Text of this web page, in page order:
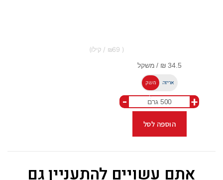
69
משק
ל
אריזה
+
-
הוספה לסל
אתם עשויים להתעניין גם